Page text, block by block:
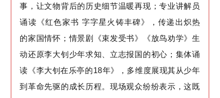
事，让文物背后的历史细节温暖再现；专业讲解员
诵读《红色家书 字字星火铸丰碑》，传递出炽热
的家国情怀；情景剧《束发受书》《放鸟劝学》生
动还原李大钊少年求知、立志报国的初心；集体诵
读《李大钊在乐亭的18年》，多维度展现其从少年
到革命先驱的成长历程。现场观众纷纷表示，这既